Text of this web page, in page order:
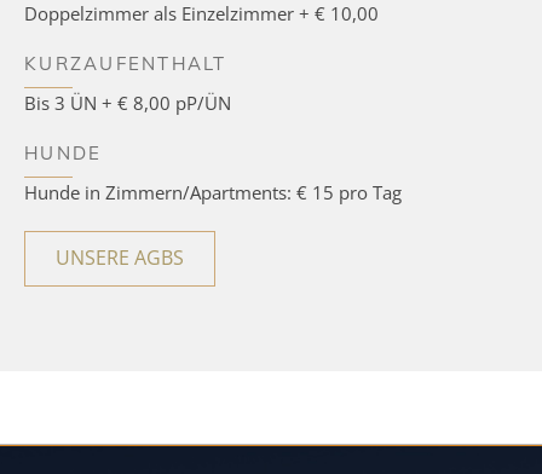
Doppelzimmer als Einzelzimmer + € 10,00
KURZAUFENTHALT
Bis 3 ÜN + € 8,00 pP/ÜN
HUNDE
Hunde in Zimmern/Apartments: € 15 pro Tag
UNSERE AGBS